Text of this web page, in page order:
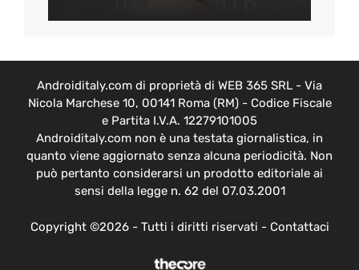
Androiditaly.com di proprietà di WEB 365 SRL - Via
Nicola Marchese 10, 00141 Roma (RM) - Codice Fiscale
e Partita I.V.A. 12279101005
Androiditaly.com non è una testata giornalistica, in
quanto viene aggiornato senza alcuna periodicità. Non
può pertanto considerarsi un prodotto editoriale ai
sensi della legge n. 62 del 07.03.2001
Copyright ©2026 - Tutti i diritti riservati - Contattaci